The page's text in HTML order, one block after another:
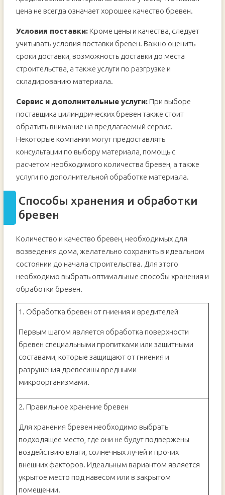
цена не всегда означает хорошее качество бревен.
Условия поставки:Кроме цены и качества, следует
учитывать условия поставки бревен. Важно оценить
сроки доставки, возможность доставки до места
строительства, а также услуги по разгрузке и
складированию материала.
Сервис и дополнительные услуги:При выборе
поставщика цилиндрических бревен также стоит
обратить внимание на предлагаемый сервис.
Некоторые компании могут предоставлять
консультации по выбору материала, помощь с
расчетом необходимого количества бревен, а также
услуги по дополнительной обработке материала.
Способы хранения и обработки
бревен
Количество и качество бревен, необходимых для
возведения дома, желательно сохранить в идеальном
состоянии до начала строительства. Для этого
необходимо выбрать оптимальные способы хранения и
обработки бревен.
1. Обработка бревен от гниения и вредителей
Первым шагом является обработка поверхности
бревен специальными пропитками или защитными
составами, которые защищают от гниения и
разрушения древесины вредными
микроорганизмами.
2. Правильное хранение бревен
Для хранения бревен необходимо выбрать
подходящее место, где они не будут подвержены
воздействию влаги, солнечных лучей и прочих
внешних факторов. Идеальным вариантом является
укрытое место под навесом или в закрытом
помещении.